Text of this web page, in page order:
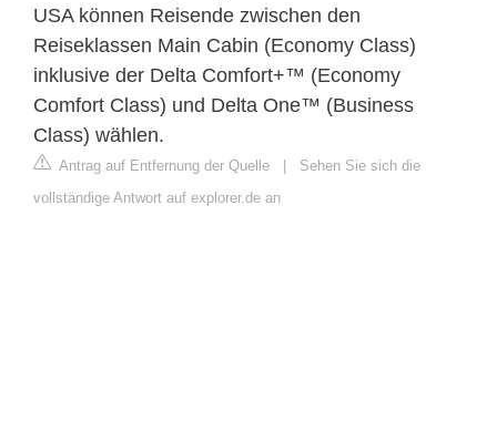
USA können Reisende zwischen den
Reiseklassen Main Cabin (Economy Class)
inklusive der Delta Comfort+™ (Economy
Comfort Class) und Delta One™ (Business
Class) wählen.
Antrag auf Entfernung der Quelle
Sehen Sie sich die
vollständige Antwort auf explorer.de an